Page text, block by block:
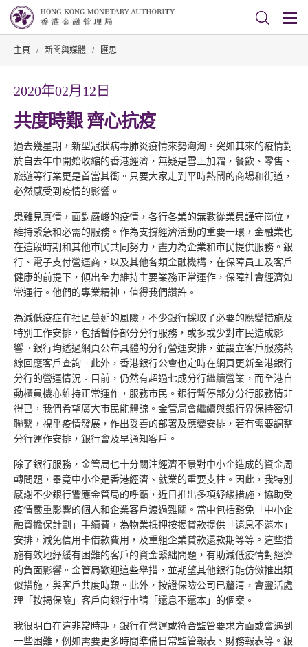
主頁 / 新聞與媒體 / 匯思
2020年02月12日
共度時艱 齊心抗疫
過去幾星期，新型冠狀病毒肺炎疫情來勢洶洶。突如其來的疫情對
於自去年中開始收縮的香港經濟，無疑是雪上加霜，餐飲、零售、
旅遊等行業更是首當其衝。只要大家走到平時熱鬧的商場和街道，
必然感受到疫情的影響。
患難見真情，面對嚴峻的疫情，各行各業的無數從業員謹守崗位，
維持緊急和必需的服務。作為支撐經濟活動的重要一環，金融業也
在這段時期和其他市民共同努力，盡力為企業和市民提供服務。銀
行、電子支付營運商，以及其他各類金融機構，在保障員工及客戶
健康的前提下，傾出全力維持主要業務正常運作，保障社會經濟如
常運行。他們的專業精神，值得我們讚許。
為減低疫症在社區蔓延的風險，不少銀行採取了必要的應變措施及
特別工作安排，包括暫停部分分行服務，或多或少對市民造成影
響。銀行均透過網頁公布具體的分行營運安排，並設立客戶服務熱
線回應客戶查詢。此外，香港銀行公會也定時在網頁更新全港銀行
分行的營運情況。目前，仍然有超過七成分行繼續營業，而全港自
動櫃員機亦維持正常運作，服務市民。銀行暫停部分分行服務情非
得已，我們希望廣大市民能體諒。金管局會繼續與銀行界保持密切
聯繫，視乎疫情發展，作出妥善的部署及應變安排，若有需要調整
分行運作安排，銀行會及早通知客戶。
除了銀行服務，金管局也十分關注經濟不景對中小企造成的資金周
轉問題，畢竟中小企是香港經濟、就業的重要支柱。因此，我特別
感謝不少銀行響應金管局的呼籲，近日推出多項紓緩措施，協助受
疫情嚴重影響的個人和企業客戶渡過難關。當中包括豁免「中小企
融資擔保計劃」手續費，為物業抵押按揭貸款提供「還息不還本」
安排，減免信用卡借款費用，及重組企業貸款還款期等等。這些措
施有效地紓緩有困難的客戶的資金緊絀問題，有助減低疫情對經濟
的負面影響。金管局歡迎這些舉措，並期望其他銀行能仿傚推出類
似措施，與客戶共度時艱。此外，按證保險公司已釐清，會靈活處
理「按揭保險」客戶向銀行申請「還息不還本」的個案。
我很明白在這非常時期，銀行在營運或符合監管要求方面或會遇到
一些困難，例如需要更多時間準備日常監管報表、財務報表等。銀